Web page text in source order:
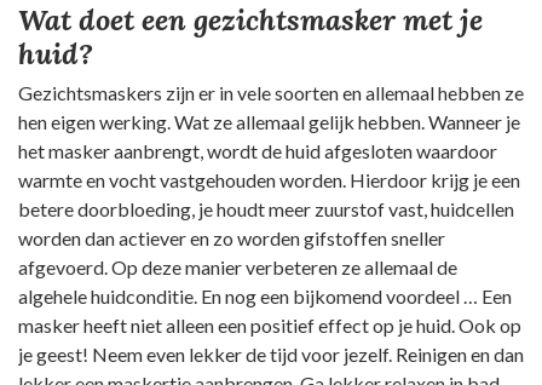
Wat doet een gezichtsmasker met je
huid?
Gezichtsmaskers zijn er in vele soorten en allemaal hebben ze
hen eigen werking. Wat ze allemaal gelijk hebben. Wanneer je
het masker aanbrengt, wordt de huid afgesloten waardoor
warmte en vocht vastgehouden worden. Hierdoor krijg je een
betere doorbloeding, je houdt meer zuurstof vast, huidcellen
worden dan actiever en zo worden gifstoffen sneller
afgevoerd. Op deze manier verbeteren ze allemaal de
algehele huidconditie. En nog een bijkomend voordeel … Een
masker heeft niet alleen een positief effect op je huid. Ook op
je geest! Neem even lekker de tijd voor jezelf. Reinigen en dan